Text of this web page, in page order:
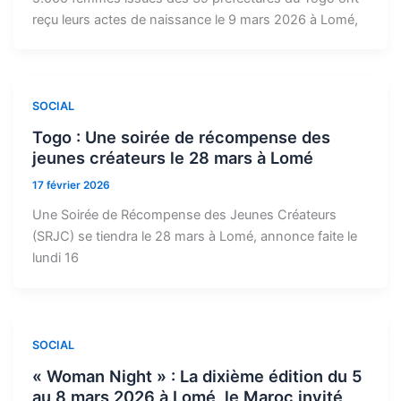
reçu leurs actes de naissance le 9 mars 2026 à Lomé,
SOCIAL
Togo : Une soirée de récompense des
jeunes créateurs le 28 mars à Lomé
17 février 2026
Une Soirée de Récompense des Jeunes Créateurs
(SRJC) se tiendra le 28 mars à Lomé, annonce faite le
lundi 16
SOCIAL
« Woman Night » : La dixième édition du 5
au 8 mars 2026 à Lomé, le Maroc invité